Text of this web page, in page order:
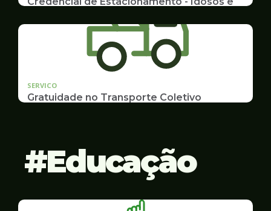
Cadastramento e Renovação
SERVICO
Gratuidade no Transporte Coletivo
Educação